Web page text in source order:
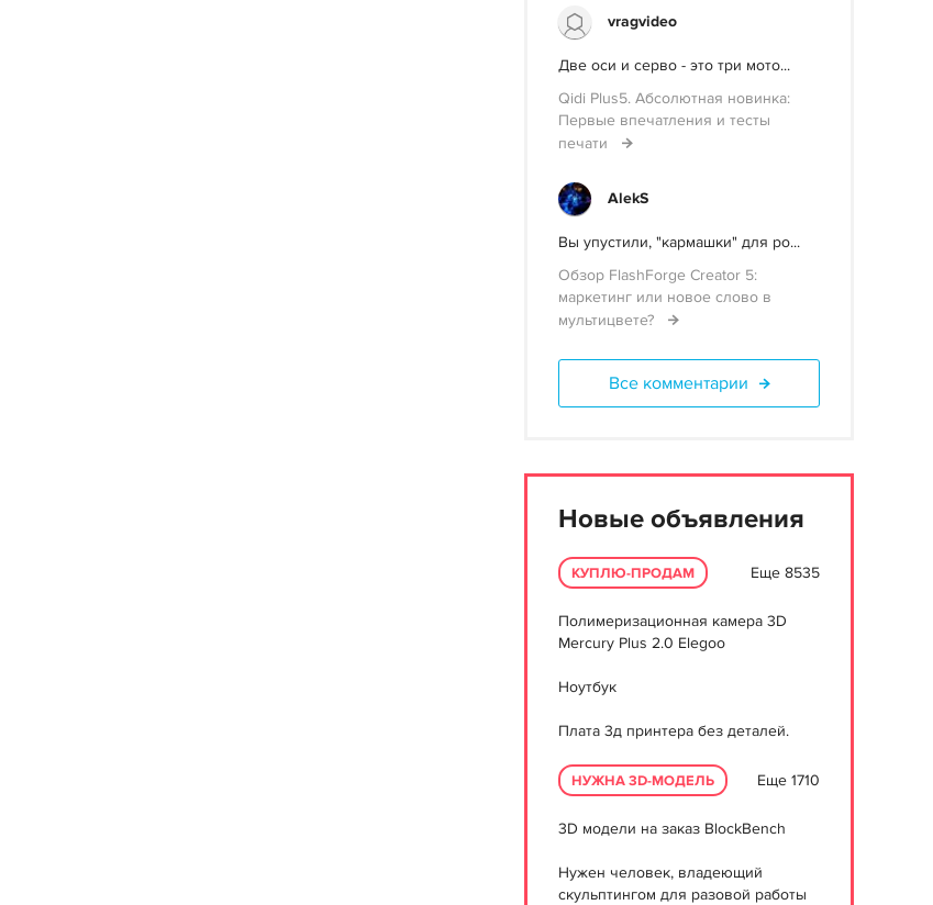
vragvideo
Две оси и серво - это три мото...
Qidi Plus5. Абсолютная новинка:
Первые впечатления и тесты
печати
AlekS
Вы упустили, "кармашки" для po...
Обзор FlashForge Creator 5:
маркетинг или новое слово в
мультицвете?
Все комментарии
Новые объявления
КУПЛЮ-ПРОДАМ Еще 8535
Полимеризационная камера 3D
Mercury Plus 2.0 Elegoo
Ноутбук
Плата 3д принтера без деталей.
НУЖНА 3D-МОДЕЛЬ Еще 1710
3D модели на заказ BlockBench
Нужен человек, владеющий
скульптингом для разовой работы